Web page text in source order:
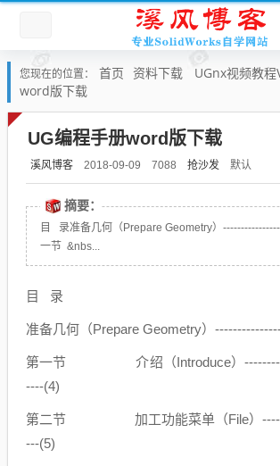
您现在的位置： 首页 资料下载 UGnx视频教程
word版下载
UG编程手册word版下载
溪风博客 2018-09-09 7088 抢沙发 默认
摘要：
目 录准备几何（Prepare Geometry）
一节 &nbs...
目 录
准备几何（Prepare Geometry）
第一节 介绍（Introduce）
----(4)
第二节 加工功能菜单（File）
---(5)